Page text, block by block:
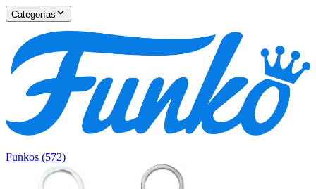
Categorías
Funkos (572)